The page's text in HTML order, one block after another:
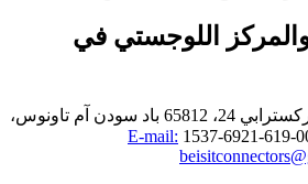
اللوجستي في
باركسترابي 24، 65812 باد سودن آم تاونوس،
E-mail: